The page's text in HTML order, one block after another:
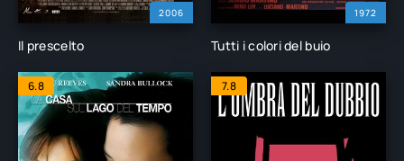
2006
Il prescelto
1972
Tutti i colori del buio
6.8 7.8